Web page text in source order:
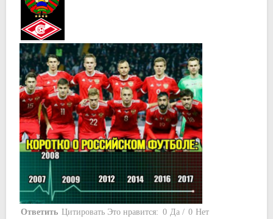
Ответить Цитировать Это нравится: 0 Да / 0 Нет